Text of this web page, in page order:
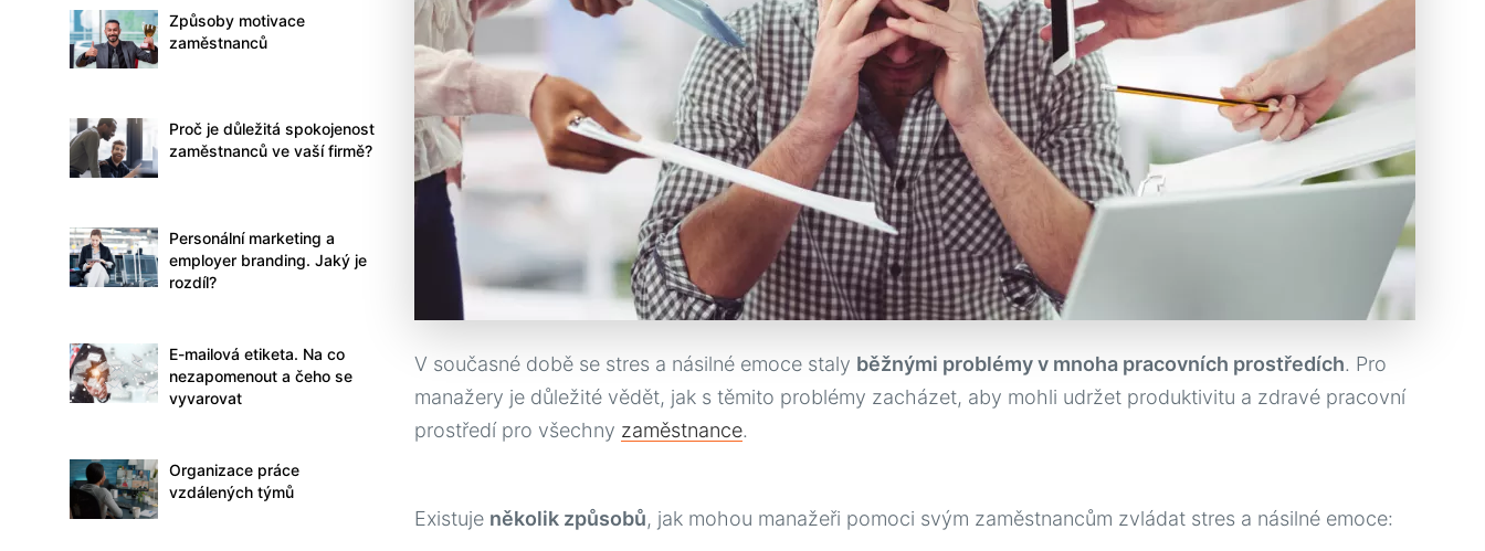
V současné době se stres a násilné emoce staly běžnými problémy v mnoha pracovních prostředích. Pro
manažery je důležité vědět, jak s těmito problémy zacházet, aby mohli udržet produktivitu a zdravé pracovní
prostředí pro všechny zaměstnance.
Existuje několik způsobů, jak mohou manažeři pomoci svým zaměstnancům zvládat stres a násilné emoce:
Způsoby motivace
zaměstnanců
Proč je důležitá spokojenost
zaměstnanců ve vaší firmě?
Personální marketing a
employer branding. Jaký je
rozdíl?
E-mailová etiketa. Na co
nezapomenout a čeho se
vyvarovat
Organizace práce
vzdálených týmů